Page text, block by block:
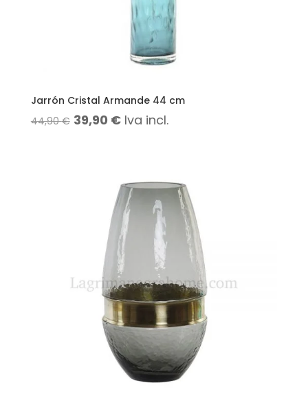
Jarrón Cristal Armande 44 cm
44,90€ El
44,90 €.
39,90 €El
es:
39,90 €.
Iva incl.